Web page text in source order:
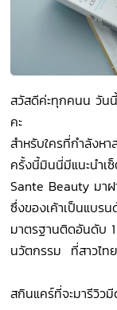
สวัสดีค่ะทุกคนน วัน
คะ
สำหรับใครที่กำลังห
ครั้งนี้มินนี่มีแนะนำเ
Sante Beauty มา
ซึ่งของเค้าเป็นแบรน
มาตรฐานติดอันดับ
นวัตกรรม ที่สาวไท
สกินแคร์ที่จะมารีวิว